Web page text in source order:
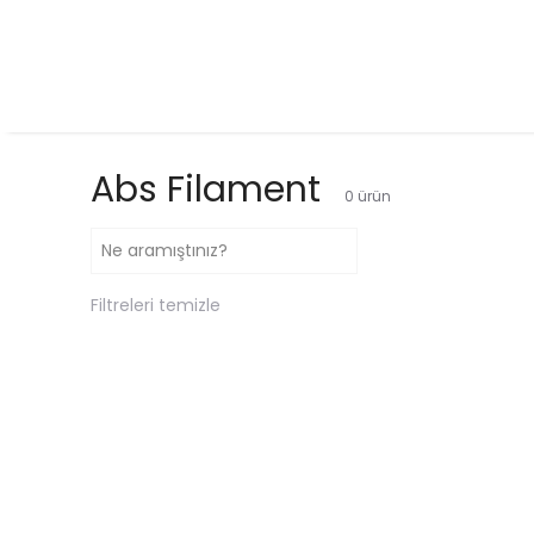
Abs Filament 0 ürün
Filtreleri temizle